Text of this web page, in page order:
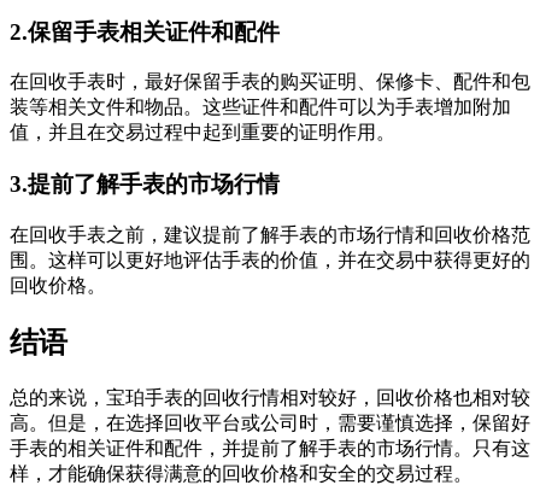
2.保留手表相关证件和配件
在回收手表时，最好保留手表的购买证明、保修卡、配件和包
装等相关文件和物品。这些证件和配件可以为手表增加附加
值，并且在交易过程中起到重要的证明作用。
3.提前了解手表的市场行情
在回收手表之前，建议提前了解手表的市场行情和回收价格范
围。这样可以更好地评估手表的价值，并在交易中获得更好的
回收价格。
结语
总的来说，宝珀手表的回收行情相对较好，回收价格也相对较
高。但是，在选择回收平台或公司时，需要谨慎选择，保留好
手表的相关证件和配件，并提前了解手表的市场行情。只有这
样，才能确保获得满意的回收价格和安全的交易过程。